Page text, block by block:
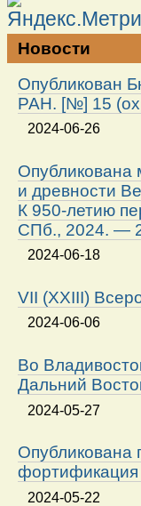
Новости
Опубликован
РАН. [№] 15
2024-06-26
и древности
К 950-летию
СПб., 2024. —
2024-06-18
VII (XXIII)
2024-06-06
Во
Дальний
2024-05-27
Опубликована
2024-05-22